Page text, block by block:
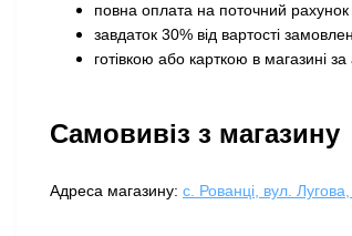
повна оплата на поточний рахунок
завдаток 30% від вартості
готівкою або карткою в магазині
Самовивіз з магазину
Адреса магазину: с. Рованці, вул.